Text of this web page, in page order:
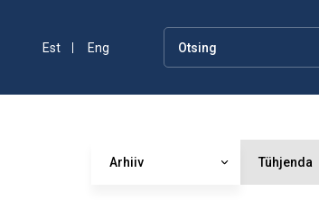
Est Eng
Arhiiv Tühjenda